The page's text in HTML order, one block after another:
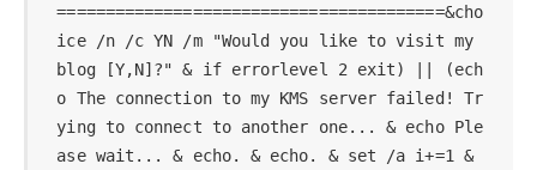
========================================&cho
ice /n /c YN /m "Would you like to visit my
blog [Y,N]?" & if errorlevel 2 exit) || (ech
o The connection to my KMS server failed! Tr
ying to connect to another one... & echo Ple
ase wait... & echo. & echo. & set /a i+=1 &